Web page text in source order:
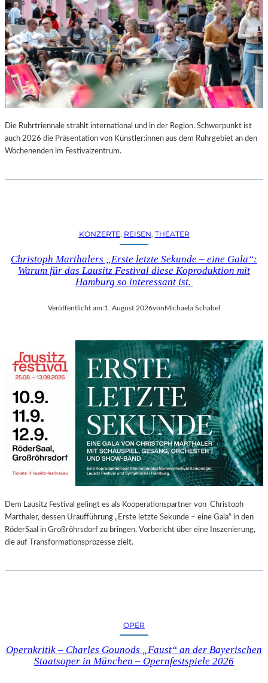
Die Ruhrtriennale strahlt international und in der Region. Schwerpunkt ist
auch 2026 die Präsentation von Künstler:innen aus dem Ruhrgebiet an den
Wochenenden im Festivalzentrum.
KONZERTE, REISEN, THEATER
Christoph Marthalers „Erste letzte Sekunde – eine Gala“:
Warum für das Lausitz Festival diese Koproduktion mit
Hamburg so interessant ist.
Veröffentlicht am:1. August 2026von Michaela Schabel
Dem Lausitz Festival gelingt es als Kooperationspartner von Christoph
Marthaler, dessen Uraufführung „Erste letzte Sekunde – eine Gala“ in den
RöderSaal in Großröhrsdorf zu bringen. Vorbericht über eine Inszenierung,
die auf Transformationsprozesse zielt.
OPER
Opernkritik – Charles Gounods „Faust“ an der Bayerischen
Staatsoper in München – Opernfestspiele 2026